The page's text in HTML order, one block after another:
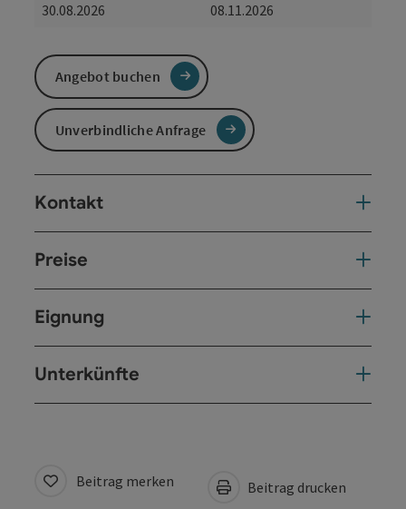
30.08.2026
08.11.2026
Angebot buchen
Unverbindliche Anfrage
Kontakt
Preise
Eignung
Unterkünfte
Beitrag merken Beitrag drucken